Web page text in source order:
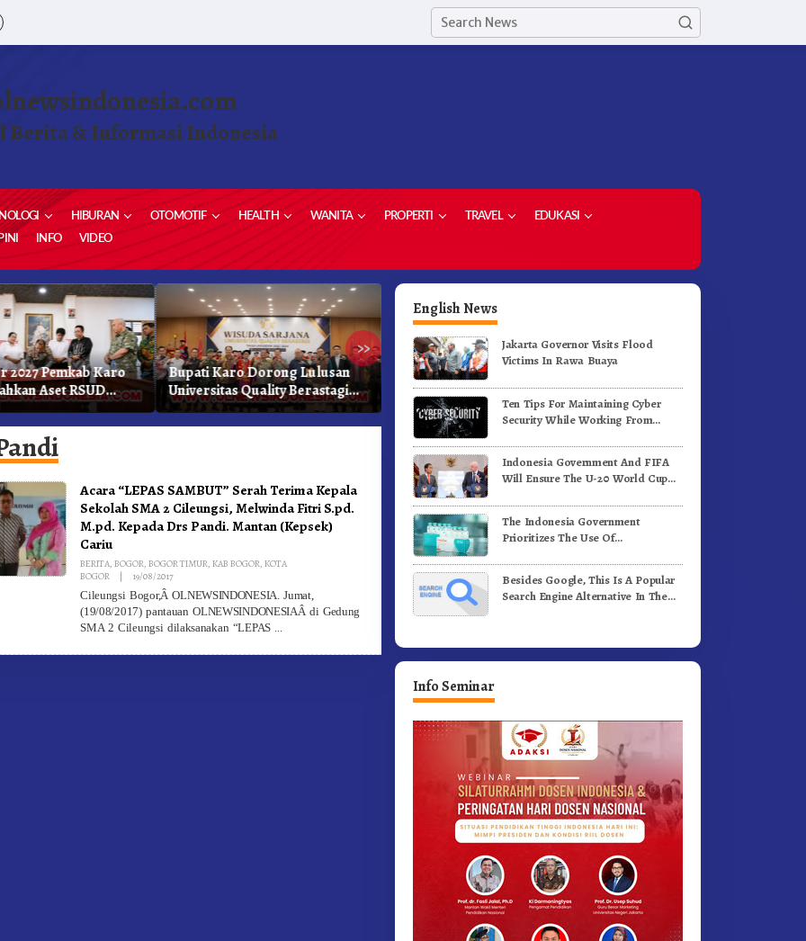
Berita & Informasi Indonesia
HIBURAN OTOMOTIF HEALTH WANITA PROPERTI TRAVEL
EDUKASI
INFO VIDEO
»
2027 Pemkab Karo
Aset RSUD
Ke Moderamen
Bupati Karo Dorong Lulusan
Universitas Quality Berastagi
Jadi Generasi Inovatif dan
Berintegritas
Dorong Komoditas Unggulan,
Bupati Karo Serahkan 1,2 Juta
Benih Kopi Arabika
Karo Tekankan
Profesional Dongkrak Mutu
Pendidikan
Acara “LEPAS SAMBUT” Serah Terima Kepala
Sekolah SMA 2 Cileungsi, Melwinda Fitri S.pd.
M.pd. Kepada Drs Pandi. Mantan (Kepsek)
Cariu
BERITA,BOGOR,BOGOR TIMUR,KAB BOGOR,KOTA
BOGOR
| 19/08/2017By
Cileungsi Bogor,Â OLNEWSINDONESIA. Jumat,
(19/08/2017) pantauan OLNEWSINDONESIAÂ di Gedung
SMA 2 Cileungsi dilaksanakan “LEPAS
English News
Jakarta Governor Visits Flood
Victims In Rawa Buaya
Ten Tips For Maintaining Cyber
Security While Working From
Indonesia Government And FIFA
Will Ensure The U-20 World Cup
Standards
The Indonesia Government
Prioritizes The Use Of
Vaccines
Besides Google, This Is A Popular
Search Engine Alternative In The
Info Seminar